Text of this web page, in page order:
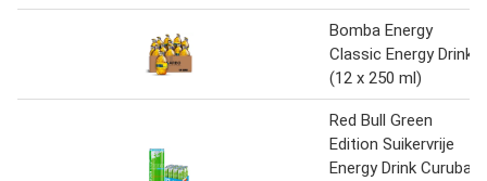
Bomba Energy
Classic Energy Drink
(12 x 250 ml)
Red Bull Green
Edition Suikervrije
Energy Drink Curuba